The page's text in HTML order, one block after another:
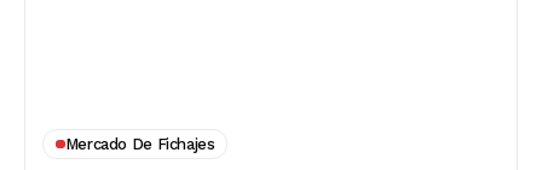
Mercado De Fichajes